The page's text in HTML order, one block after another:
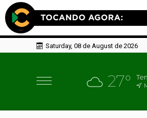
Saturday, 08 de August de 2026
27°